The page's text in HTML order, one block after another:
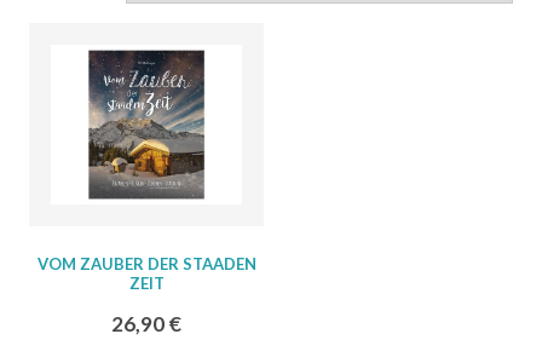
VOM ZAUBER DER STAADEN
ZEIT
26,90€